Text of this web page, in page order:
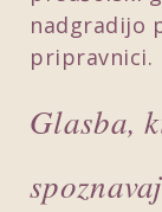
nadgradijo
pripravnici.
Glasba,